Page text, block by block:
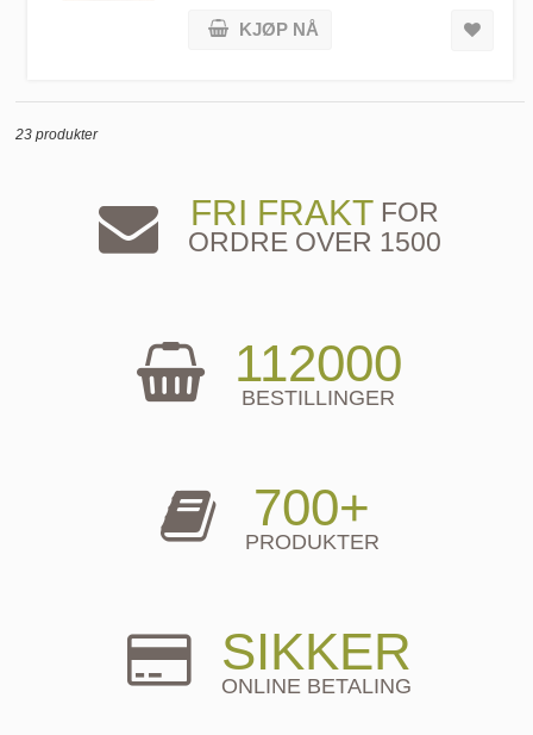
KJØP NÅ
23 produkter
FRI FRAKTFOR
ORDRE OVER 1500
112000
BESTILLINGER
700+
PRODUKTER
SIKKER
ONLINE BETALING